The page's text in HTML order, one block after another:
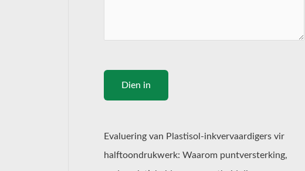
Dien in
Evaluering van Plastisol-inkvervaardigers vir
halftoondrukwerk: Waarom puntversterking,